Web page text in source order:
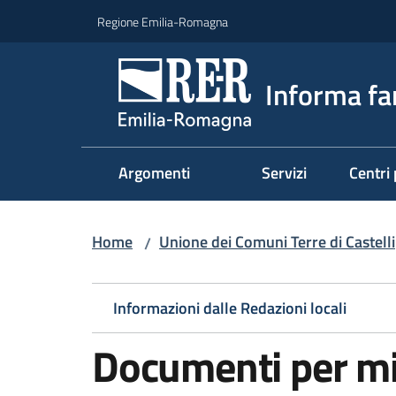
Regione Emilia-Romagna
Informa
Argomenti Servizi Centri
Home / Unione dei Comuni Terre di Castelli
Informazioni dalle Redazioni locali
Documenti per